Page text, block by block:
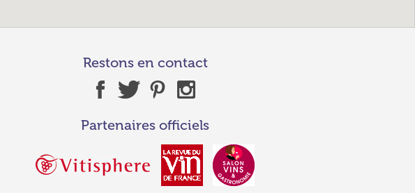
Restons en contact
Partenaires officiels